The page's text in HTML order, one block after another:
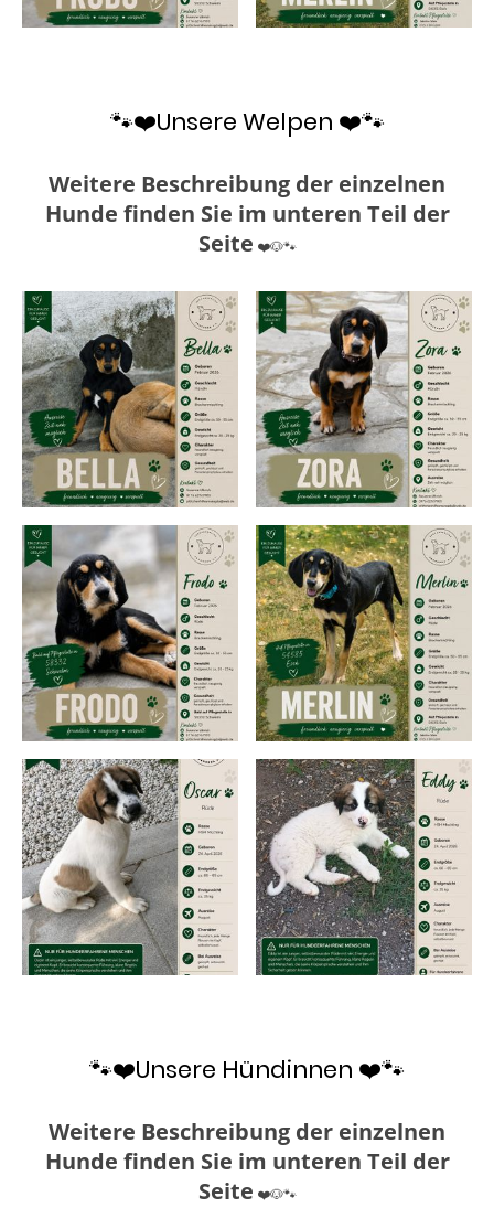
🐾❤️Unsere Welpen ❤️🐾
Weitere Beschreibung der einzelnen
Hunde finden Sie im unteren Teil der
Seite ❤️🐶🐾
🐾❤️Unsere Hündinnen ❤️🐾
Weitere Beschreibung der einzelnen
Hunde finden Sie im unteren Teil der
Seite ❤️🐶🐾